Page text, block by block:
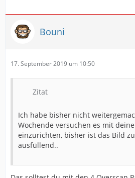
Bouni
17. September 2019 um 10:50
Zitat
Ich habe bisher nicht
Wochende versuchen es mit
einzurichten, bisher ist das Bild
ausfüllend..